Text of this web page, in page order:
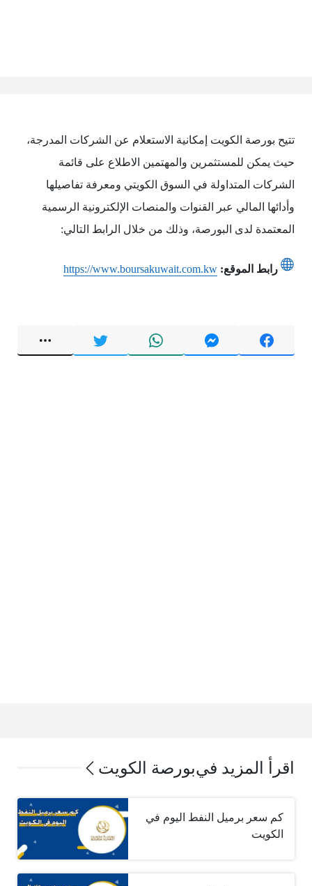
تتيح بورصة الكويت إمكانية الاستعلام عن الشركات المدرجة،
حيث يمكن للمستثمرين والمهتمين الاطلاع على قائمة
الشركات المتداولة في السوق الكويتي ومعرفة تفاصيلها
وأدائها المالي عبر القنوات والمنصات الإلكترونية الرسمية
المعتمدة لدى البورصة، وذلك من خلال الرابط التالي:
رابط الموقع: https://www.boursakuwait.com.kw
اقرأ المزيد فيبورصة الكويت
كم سعر برميل النفط اليوم في
الكويت